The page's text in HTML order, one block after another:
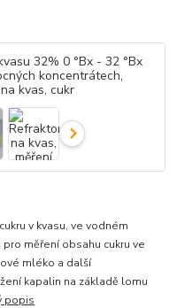
v kvasu, ve vodném
měření obsahu cukru ve
mléko a další
kapalin na základě lomu
popis